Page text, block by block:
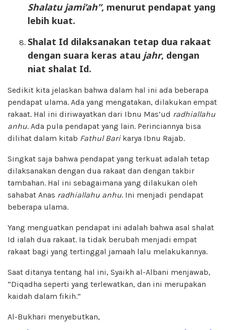
Shalatu jami’ah”, menurut pendapat yang
lebih kuat.
Shalat Id dilaksanakan tetap dua rakaat
dengan suara keras atau jahr, dengan
niat shalat Id.
Sedikit kita jelaskan bahwa dalam hal ini ada beberapa
pendapat ulama. Ada yang mengatakan, dilakukan empat
rakaat. Hal ini diriwayatkan dari Ibnu Mas’ud radhiallahu
anhu. Ada pula pendapat yang lain. Perinciannya bisa
dilihat dalam kitab Fathul Barikarya Ibnu Rajab.
Singkat saja bahwa pendapat yang terkuat adalah tetap
dilaksanakan dengan dua rakaat dan dengan takbir
tambahan. Hal ini sebagaimana yang dilakukan oleh
sahabat Anas radhiallahu anhu. Ini menjadi pendapat
beberapa ulama.
Yang menguatkan pendapat ini adalah bahwa asal shalat
Id ialah dua rakaat. Ia tidak berubah menjadi empat
rakaat bagi yang tertinggal jamaah lalu melakukannya.
Saat ditanya tentang hal ini, Syaikh al-Albani menjawab,
“Diqadha seperti yang terlewatkan, dan ini merupakan
kaidah dalam fikih.”
Al-Bukhari menyebutkan,